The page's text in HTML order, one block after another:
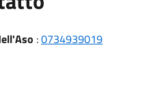
:0734939019